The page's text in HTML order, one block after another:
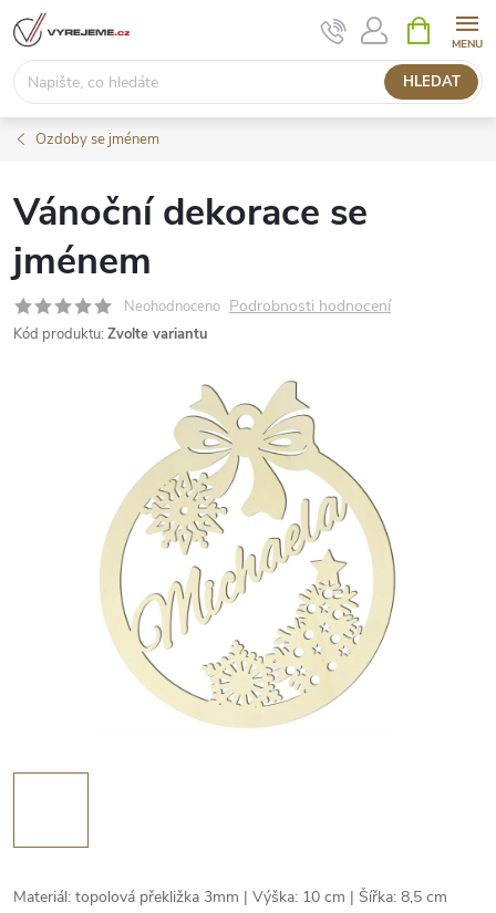
Přejít
na
obsah
HLEDAT
NÁKUPNÍ
KOŠÍK
Ozdoby se jménem
Vánoční dekorace se
jménem
Neohodnoceno Podrobnosti hodnocení
Kód produktu: Zvolte variantu
Materiál: topolová překližka 3mm | Výška: 10 cm | Šířka: 8,5 cm